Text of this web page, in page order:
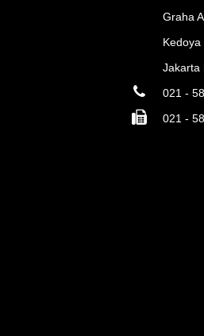
Graha
Jakarta
021 -
021 -